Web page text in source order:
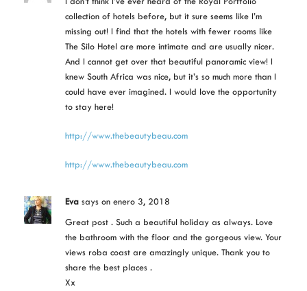
collection of hotels before, but it sure seems like I’m
missing out! I find that the hotels with fewer rooms like
The Silo Hotel are more intimate and are usually nicer.
And I cannot get over that beautiful panoramic view! I
knew South Africa was nice, but it’s so much more than I
could have ever imagined. I would love the opportunity
to stay here!
http://www.thebeautybeau.com
http://www.thebeautybeau.com
Eva says on enero 3, 2018
Great post . Such a beautiful holiday as always. Love
the bathroom with the floor and the gorgeous view. Your
views roba coast are amazingly unique. Thank you to
share the best places .
Xx